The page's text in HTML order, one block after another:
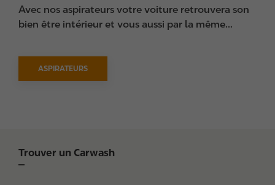
Avec nos aspirateurs votre voiture retrouvera son
bien être intérieur et vous aussi par la même...
ASPIRATEURS
Trouver un Carwash